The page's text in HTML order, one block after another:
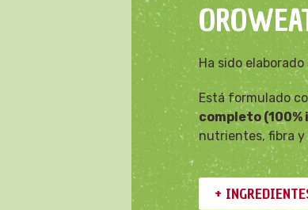
Ha sido
Está formulado
completo
nutrientes, fibra y
+